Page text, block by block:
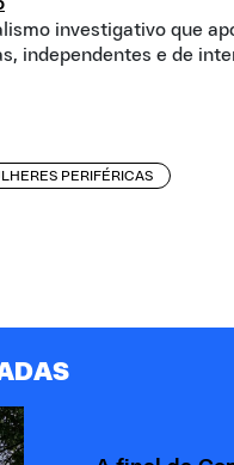
investigativo que
independentes e de
PERIFÉRICAS